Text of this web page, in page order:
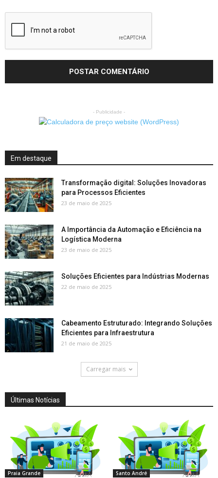
- Publicidade -
Em destaque
Transformação digital: Soluções Inovadoras
para Processos Eficientes
23 de maio de 2025
A Importância da Automação e Eficiência na
Logística Moderna
23 de maio de 2025
Soluções Eficientes para Indústrias Modernas
22 de maio de 2025
Cabeamento Estruturado: Integrando Soluções
Eficientes para Infraestrutura
21 de maio de 2025
Carregar mais
Últimas Notícias
Praia Grande Santo André